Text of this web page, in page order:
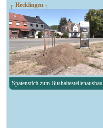
┌ Hecklingen ┐
Spatenstich zum Bushaltestellenausbau